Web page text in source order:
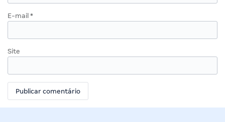
E-mail *
Site